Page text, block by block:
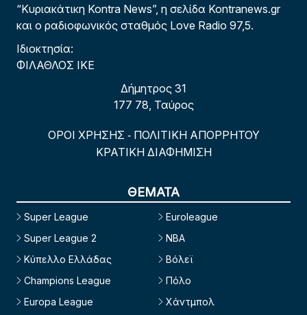
“Κυριακάτικη Kontra News”, η σελίδα Kontranews.gr
και ο ραδιοφωνικός σταθμός Love Radio 97,5.
Ιδιοκτησία:
ΦΙΛΑΘΛΟΣ ΙΚΕ
Δήμητρος 31
177 78, Ταύρος
ΟΡΟΙ ΧΡΗΣΗΣ - ΠΟΛΙΤΙΚΗ ΑΠΟΡΡΗΤΟΥ
ΚΡΑΤΙΚΗ ΔΙΑΦΗΜΙΣΗ
ΘΕΜΑΤΑ
Super League
Super League 2
Κύπελλο Ελλάδας
Champions League
Europa League
Euroleague
NBA
Βόλεϊ
Πόλο
Χάντμπολ